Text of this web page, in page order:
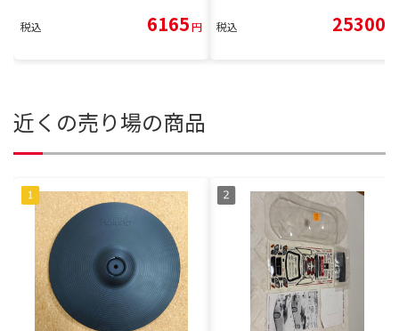
税込 6165円 税込 25300
近くの売り場の商品